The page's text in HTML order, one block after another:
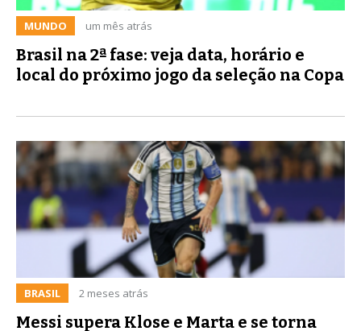
MUNDO um mês atrás
Brasil na 2ª fase: veja data, horário e
local do próximo jogo da seleção na Copa
BRASIL 2 meses atrás
Messi supera Klose e Marta e se torna